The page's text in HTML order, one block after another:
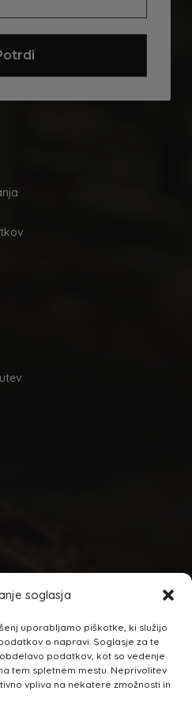
soglasja
uporabljamo piškotke, ki služijo
o napravi. Soglasje za te
podatkov, kot so vedenje
tem spletnem mestu. Neprivolitev
vpliva na nekatere zmožnosti in
bosonogo obutvijo.
2A,